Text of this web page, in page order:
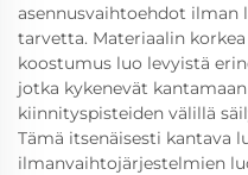
asennusvaihtoehdot ilman
tarvetta. Materiaalin
koostumus luo levyistä
jotka kykenevät
kiinnityspisteiden välillä
Tämä itsenäisesti kantava
ilmanvaihtojärjestelmien